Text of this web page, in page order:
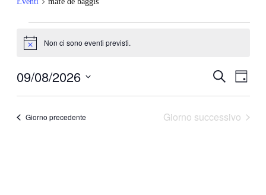
for
Agosto
2026
Notice Non ci sono eventi previsti.
Eventi
viste
Cerca
Viste
Giorno
09/08/2026
data.Giorno precedente Giorno successivo